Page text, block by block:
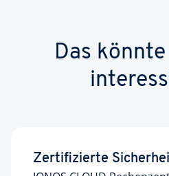
Das
Zertifizierte